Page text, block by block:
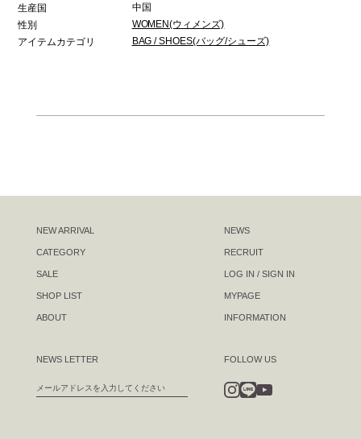
生産国
中国
性別
WOMEN(ウィメンズ)
アイテムカテゴリ
BAG / SHOES(バッグ/シューズ)
NEW ARRIVAL
CATEGORY
SALE
SHOP LIST
ABOUT
NEWS LETTER
NEWS
RECRUIT
LOG IN / SIGN IN
MYPAGE
INFORMATION
FOLLOW US